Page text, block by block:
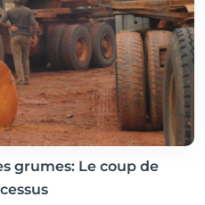
grumes: Le coup de